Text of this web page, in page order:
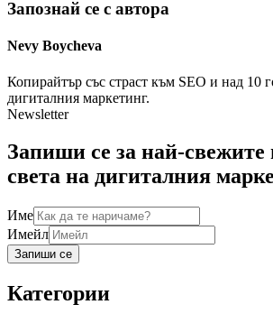
Запознай се с автора
Nevy Boycheva
Копирайтър със страст към SEO и над 10
дигиталния маркетинг.
Newsletter
Запиши се за най-свежите
света на дигиталния
Име
Имейл
Запиши се
Категории